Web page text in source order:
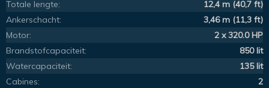
Totale lengte:
12,4 m (40,7 ft)
Ankerschacht:
3,46 m (11,3 ft)
Motor:
2 x 320.0 HP
Brandstofcapaciteit:
850 lit
Watercapaciteit:
135 lit
Cabines:
2